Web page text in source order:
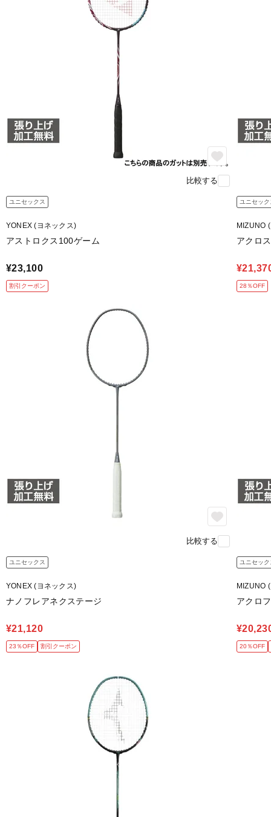
比較する
ユニセックス
YONEX (ヨネックス)
アストロクス100ゲーム
¥23,100
割引クーポン
ユニセック
MIZUNO
アクロ
28％OFF
比較する
ユニセックス
YONEX (ヨネックス)
ナノフレアネクステージ
¥21,120
23％OFF 割引クーポン
ユニセック
MIZUNO
アクロ
20％OFF